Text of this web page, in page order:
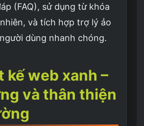
(FAQ), sử dụng từ khóa
và tích hợp trợ lý ảo
dùng nhanh chóng.
kế web xanh –
và thân thiện